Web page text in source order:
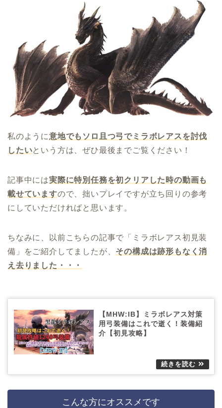
私のように意地でもソロ且つ弓でミラボレアスを討伐
したいという方は、ぜひ最後までご覧ください！
記事中には実際に特別任務を初クリアした時の動画も
載せていますので、拙いプレイですが立ち回りの参考
にしていただければと思います。
ちなみに、以前こちらの記事で「ミラボレアス初見装
備」をご紹介してましたが、 その構成は跡形もなく消
え去りました・・・
【MHW:IB】ミラボレアス対策
用弓装備はこれで逝く！装備紹
介【初見攻略】
こんな方にオススメです